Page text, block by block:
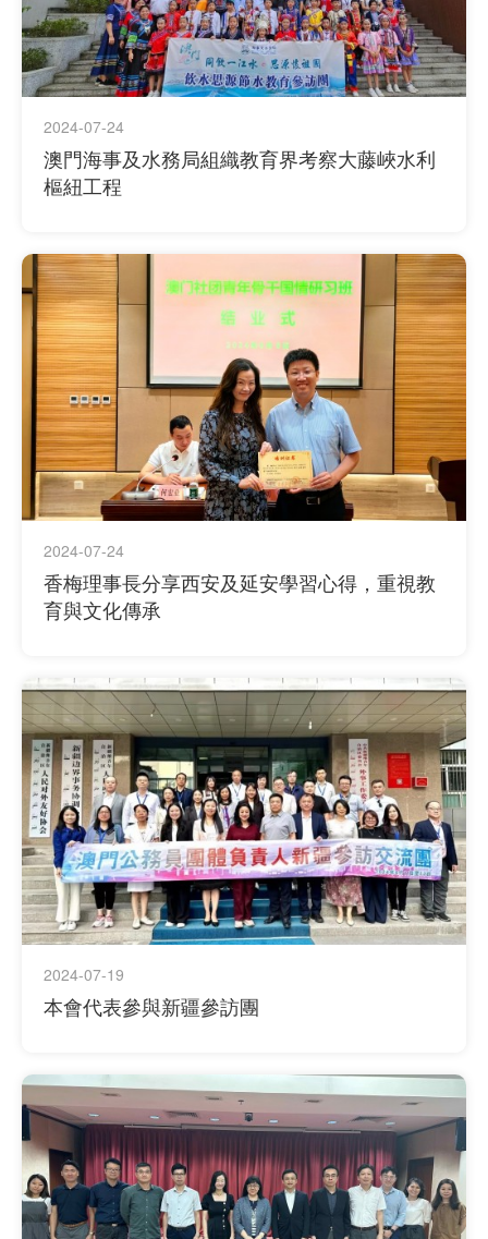
2024-07-24
澳門海事及水務局組織教育界考察大藤峽水利
樞紐工程
2024-07-24
香梅理事長分享西安及延安學習心得，重視教
育與文化傳承
2024-07-19
本會代表參與新疆參訪團